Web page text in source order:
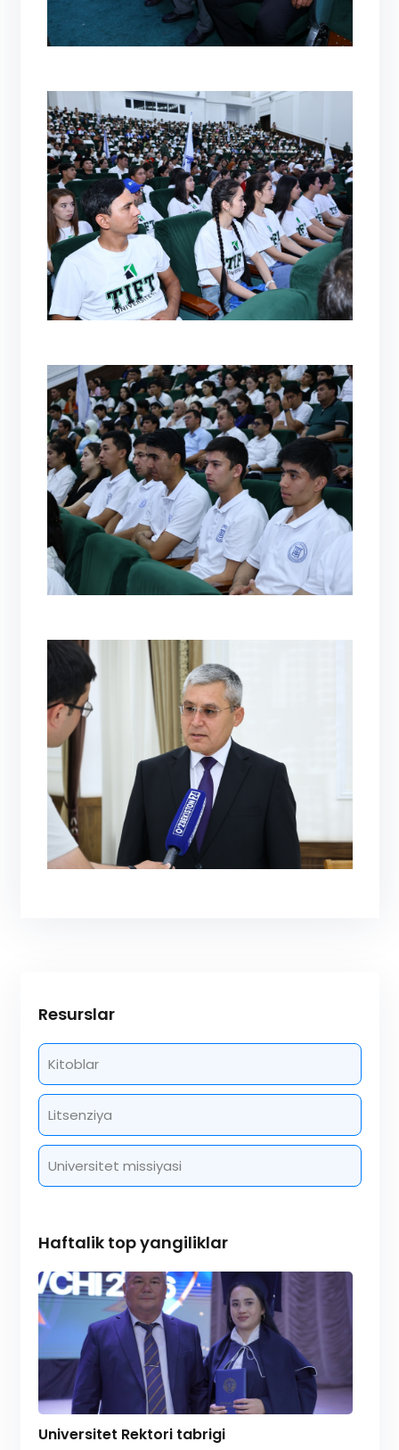
Resurslar
Kitoblar
Litsenziya
Universitet missiyasi
Haftalik top yangiliklar
Universitet Rektori tabrigi